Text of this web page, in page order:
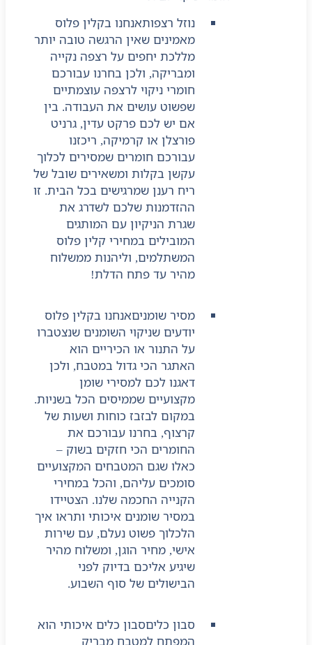
נוזל רצפותאנחנו בקלין פלוס
מאמינים שאין הרגשה טובה יותר
מללכת יחפים על רצפה נקייה
ומבריקה, ולכן בחרנו עבורכם
חומרי ניקוי לרצפה עוצמתיים
שפשוט עושים את העבודה. בין
אם יש לכם פרקט עדין, גרניט
פורצלן או קרמיקה, ריכזנו
עבורכם חומרים שמסירים לכלוך
עקשן בקלות ומשאירים שובל של
ריח רענן שמרגישים בכל הבית. זו
ההזדמנות שלכם לשדרג את
שגרת הניקיון עם המותגים
המובילים במחירי קלין פלוס
המשתלמים, וליהנות ממשלוח
מהיר עד פתח הדלת!
מסיר שומניםאנחנו בקלין פלוס
יודעים שניקוי השומנים שנצטברו
על התנור או הכיריים הוא
האתגר הכי גדול במטבח, ולכן
דאגנו לכם למסירי שומן
מקצועיים שממיסים הכל בשניות.
במקום לבזבז כוחות ושעות של
קרצוף, בחרנו עבורכם את
החומרים הכי חזקים בשוק –
כאלו שגם המטבחים המקצועיים
סומכים עליהם, והכל במחירי
הקנייה החכמה שלנו. הצטיידו
במסיר שומנים איכותי ותראו איך
הלכלוך פשוט נעלם, עם שירות
אישי, מחיר הוגן, ומשלוח מהיר
שיגיע אליכם בדיוק לפני
הבישולים של סוף השבוע.
סבון כליםסבון כלים איכותי הוא
המפתח למטבח מבריק